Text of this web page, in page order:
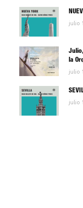
julio
la
julio
julio